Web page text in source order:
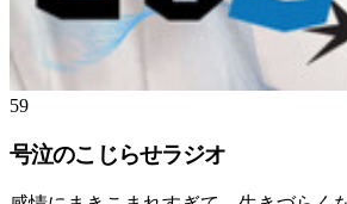
59
号泣のこじらせラジオ